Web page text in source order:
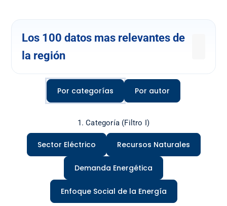
Los 100 datos mas relevantes de
la región
Por categorías Por autor
1. Categoría (Filtro I)
Sector Eléctrico Recursos Naturales
Demanda Energética
Enfoque Social de la Energía